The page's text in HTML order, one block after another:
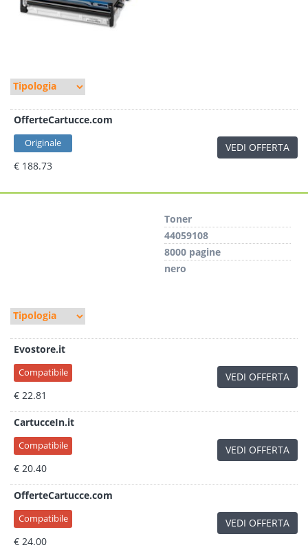
OfferteCartucce.com
Originale
€ 188.73
VEDI OFFERTA
Toner
44059108
8000 pagine
nero
Evostore.it
Compatibile
€ 22.81
VEDI OFFERTA
CartucceIn.it
Compatibile
€ 20.40
VEDI OFFERTA
OfferteCartucce.com
Compatibile
€ 24.00
VEDI OFFERTA